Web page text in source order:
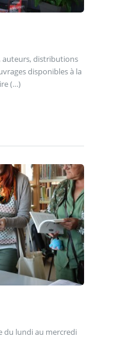
auteurs, distributions
disponibles à la
(…)
du lundi au mercredi